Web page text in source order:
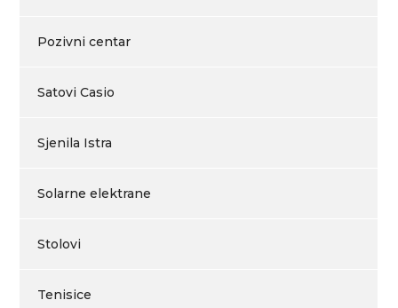
Pozivni centar
Satovi Casio
Sjenila Istra
Solarne elektrane
Stolovi
Tenisice